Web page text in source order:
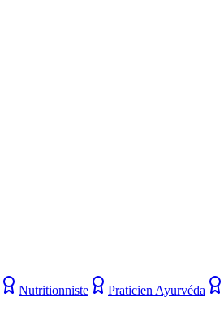
Nutritionniste Praticien Ayurvéda